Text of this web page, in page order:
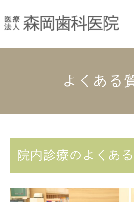
よくある
院内診療のよくあ